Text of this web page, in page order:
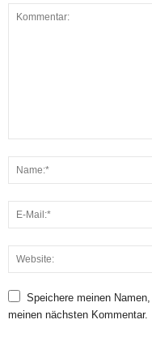
Speichere meinen
meinen nächsten Kommentar.